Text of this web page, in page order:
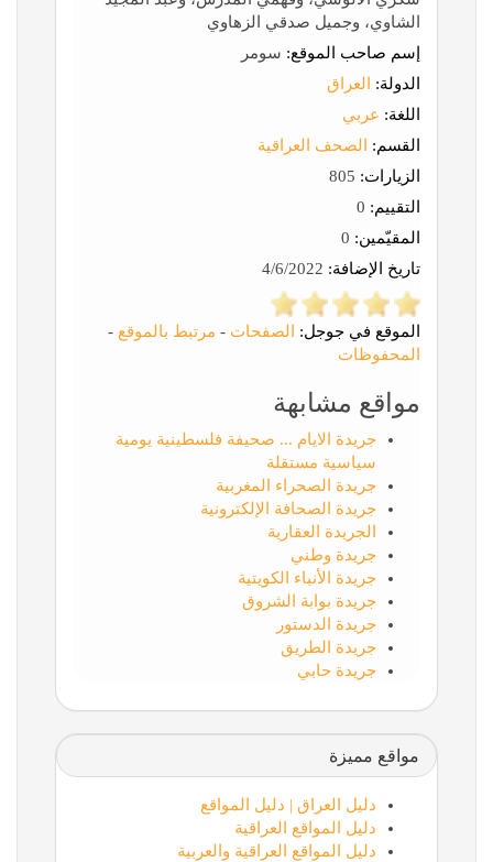
الشاوي، وجميل صدقي الزهاوي
إسم صاحب الموقع: سومر
الدولة:
العراق
اللغة: عربي
القسم:
الصحف العراقية
الزيارات:
التقييم:
المقيّمين:
تاريخ الإضافة:
الموقع في جوجل: الصفحات - مرتبط بالموقع -
المحفوظات
مواقع مشابهة
جريدة الايام ... صحيفة فلسطينية يومية
سياسية مستقلة
جريدة الصحراء المغربية
جريدة الصحافة الإلكترونية
الجريدة العقارية
جريدة وطني
جريدة الأنباء الكويتية
جريدة بوابة الشروق
جريدة الدستور
جريدة الطريق
جريدة حابي
مواقع مميزة
دليل العراق | دليل المواقع
دليل المواقع العراقية
دليل المواقع العراقية والعربية